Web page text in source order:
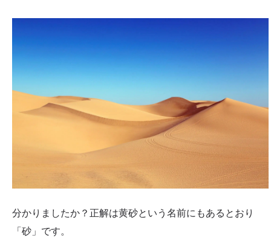
分かりましたか？正解は黄砂という名前にもあるとおり
「砂」です。